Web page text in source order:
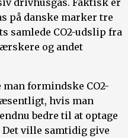
på danske marker tre
samlede CO2-udslip fra
og andet
formindske CO2-
hvis man
bedre til at optage
ville samtidig give